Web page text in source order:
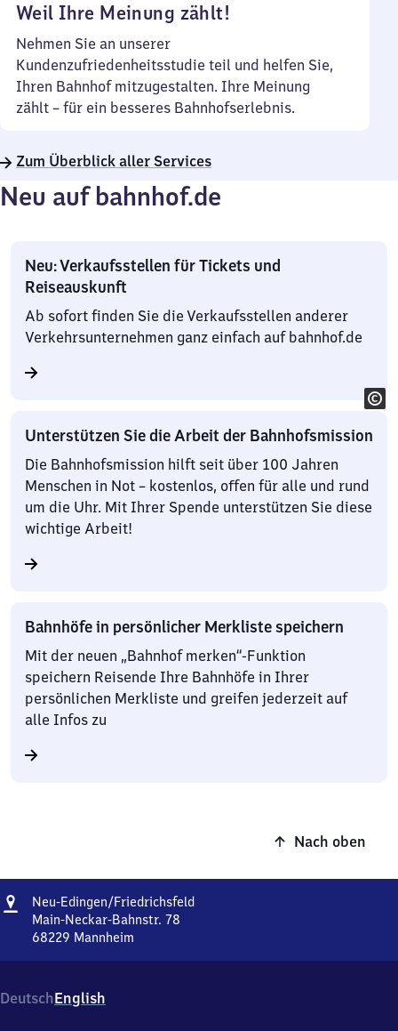
Weil Ihre Meinung zählt!
Nehmen Sie an unserer
Kundenzufriedenheitsstudie teil und helfen Sie,
Ihren Bahnhof mitzugestalten. Ihre Meinung
zählt – für ein besseres Bahnhofserlebnis.
Zum Überblick aller Services
Neu auf bahnhof.de
Neu: Verkaufsstellen für Tickets und
Reiseauskunft
Ab sofort finden Sie die Verkaufsstellen anderer
Verkehrsunternehmen ganz einfach auf bahnhof.de
Unterstützen Sie die Arbeit der Bahnhofsmission
Die Bahnhofsmission hilft seit über 100 Jahren
Menschen in Not – kostenlos, offen für alle und rund
um die Uhr. Mit Ihrer Spende unterstützen Sie diese
wichtige Arbeit!
Bahnhöfe in persönlicher Merkliste speichern
Mit der neuen „Bahnhof merken“-Funktion
speichern Reisende Ihre Bahnhöfe in Ihrer
persönlichen Merkliste und greifen jederzeit auf
alle Infos zu
Nach oben
Adresse
Neu-Edingen/​FriedrichsfeldNeu-
Main-Neckar-Bahnstr. 78
68229 Mannheim
Friedrichsfeld,
Main-
DeutschEnglish